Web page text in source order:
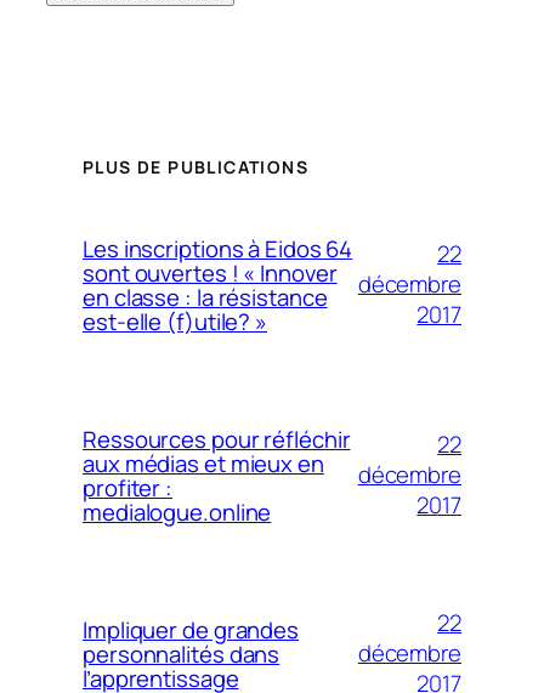
PLUS DE PUBLICATIONS
Les inscriptions à Eidos 64
sont ouvertes ! « Innover
en classe : la résistance
est-elle (f)utile? »
22
décembre
2017
Ressources pour réfléchir
aux médias et mieux en
profiter :
medialogue.online
22
décembre
2017
Impliquer de grandes
personnalités dans
l’apprentissage
22
décembre
2017